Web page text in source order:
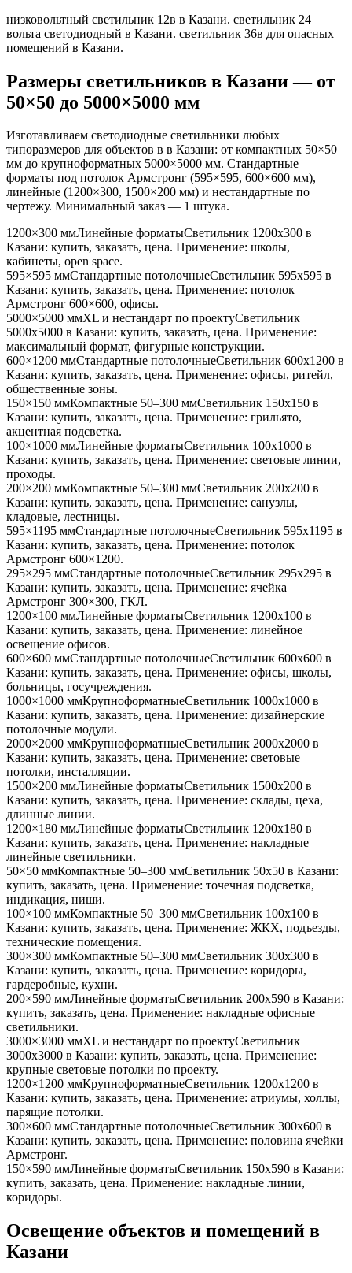
низковольтный светильник 12в в Казани. светильник 24
вольта светодиодный в Казани. светильник 36в для опасных
помещений в Казани.
Размеры светильников в Казани— от
50×50 до 5000×5000 мм
Изготавливаем светодиодные светильники любых
типоразмеров для объектов в в Казани: от компактных 50×50
мм до крупноформатных 5000×5000 мм. Стандартные
форматы под потолок Армстронг (595×595, 600×600 мм),
линейные (1200×300, 1500×200 мм) и нестандартные по
чертежу. Минимальный заказ — 1 штука.
1200×300 ммЛинейные форматыСветильник 1200x300 в
Казани: купить, заказать, цена. Применение: школы,
кабинеты, open space.
595×595 ммСтандартные потолочныеСветильник 595x595 в
Казани: купить, заказать, цена. Применение: потолок
Армстронг 600×600, офисы.
5000×5000 ммXL и нестандарт по проектуСветильник
5000x5000 в Казани: купить, заказать, цена. Применение:
максимальный формат, фигурные конструкции.
600×1200 ммСтандартные потолочныеСветильник 600x1200 в
Казани: купить, заказать, цена. Применение: офисы, ритейл,
общественные зоны.
150×150 ммКомпактные 50–300 ммСветильник 150x150 в
Казани: купить, заказать, цена. Применение: грильято,
акцентная подсветка.
100×1000 ммЛинейные форматыСветильник 100x1000 в
Казани: купить, заказать, цена. Применение: световые линии,
проходы.
200×200 ммКомпактные 50–300 ммСветильник 200x200 в
Казани: купить, заказать, цена. Применение: санузлы,
кладовые, лестницы.
595×1195 ммСтандартные потолочныеСветильник 595x1195 в
Казани: купить, заказать, цена. Применение: потолок
Армстронг 600×1200.
295×295 ммСтандартные потолочныеСветильник 295x295 в
Казани: купить, заказать, цена. Применение: ячейка
Армстронг 300×300, ГКЛ.
1200×100 ммЛинейные форматыСветильник 1200x100 в
Казани: купить, заказать, цена. Применение: линейное
освещение офисов.
600×600 ммСтандартные потолочныеСветильник 600x600 в
Казани: купить, заказать, цена. Применение: офисы, школы,
больницы, госучреждения.
1000×1000 ммКрупноформатныеСветильник 1000x1000 в
Казани: купить, заказать, цена. Применение: дизайнерские
потолочные модули.
2000×2000 ммКрупноформатныеСветильник 2000x2000 в
Казани: купить, заказать, цена. Применение: световые
потолки, инсталляции.
1500×200 ммЛинейные форматыСветильник 1500x200 в
Казани: купить, заказать, цена. Применение: склады, цеха,
длинные линии.
1200×180 ммЛинейные форматыСветильник 1200x180 в
Казани: купить, заказать, цена. Применение: накладные
линейные светильники.
50×50 ммКомпактные 50–300 ммСветильник 50x50 в Казани:
купить, заказать, цена. Применение: точечная подсветка,
индикация, ниши.
100×100 ммКомпактные 50–300 ммСветильник 100x100 в
Казани: купить, заказать, цена. Применение: ЖКХ, подъезды,
технические помещения.
300×300 ммКомпактные 50–300 ммСветильник 300x300 в
Казани: купить, заказать, цена. Применение: коридоры,
гардеробные, кухни.
200×590 ммЛинейные форматыСветильник 200x590 в Казани:
купить, заказать, цена. Применение: накладные офисные
светильники.
3000×3000 ммXL и нестандарт по проектуСветильник
3000x3000 в Казани: купить, заказать, цена. Применение:
крупные световые потолки по проекту.
1200×1200 ммКрупноформатныеСветильник 1200x1200 в
Казани: купить, заказать, цена. Применение: атриумы, холлы,
парящие потолки.
300×600 ммСтандартные потолочныеСветильник 300x600 в
Казани: купить, заказать, цена. Применение: половина ячейки
Армстронг.
150×590 ммЛинейные форматыСветильник 150x590 в Казани:
купить, заказать, цена. Применение: накладные линии,
коридоры.
Освещение объектов и помещений в
Казани